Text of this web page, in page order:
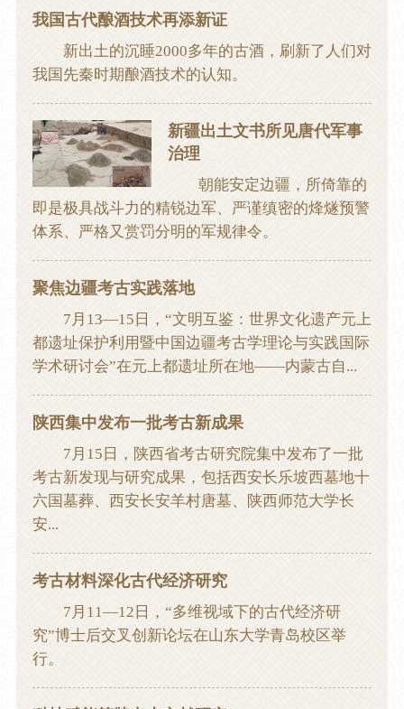
我国古代酿酒技术再添新证
新出土的沉睡2000多年的古酒，刷新了人们对
我国先秦时期酿酒技术的认知。
新疆出土文书所见唐代军事
治理
朝能安定边疆，所倚靠的
即是极具战斗力的精锐边军、严谨缜密的烽燧预警
体系、严格又赏罚分明的军规律令。
聚焦边疆考古实践落地
7月13—15日，“文明互鉴：世界文化遗产元上
都遗址保护利用暨中国边疆考古学理论与实践国际
学术研讨会”在元上都遗址所在地——内蒙古自...
陕西集中发布一批考古新成果
7月15日，陕西省考古研究院集中发布了一批
考古新发现与研究成果，包括西安长乐坡西墓地十
六国墓葬、西安长安羊村唐墓、陕西师范大学长
安...
考古材料深化古代经济研究
7月11—12日，“多维视域下的古代经济研
究”博士后交叉创新论坛在山东大学青岛校区举
行。